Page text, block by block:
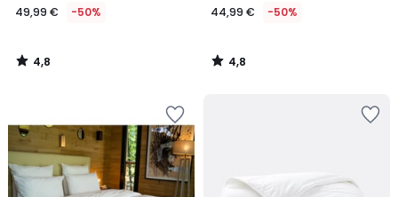
49,99 € -50%
4,8
/
44,99 € -50%
4,8
/